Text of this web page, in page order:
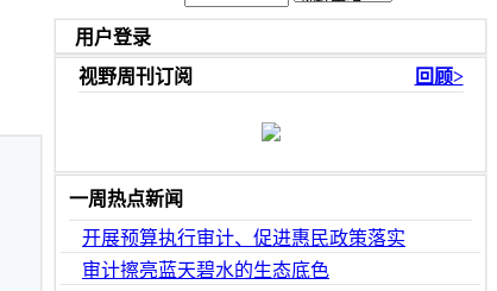
用户登录
视野周刊订阅
回顾>
一周热点新闻
开展预算执行审计、促进惠民政策落实
审计擦亮蓝天碧水的生态底色